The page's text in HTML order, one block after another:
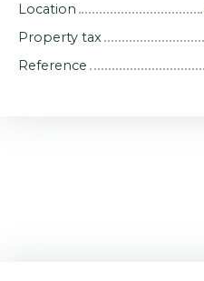
Location
Property tax
Reference